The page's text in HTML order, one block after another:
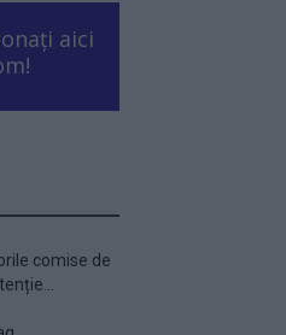
aici
comise de